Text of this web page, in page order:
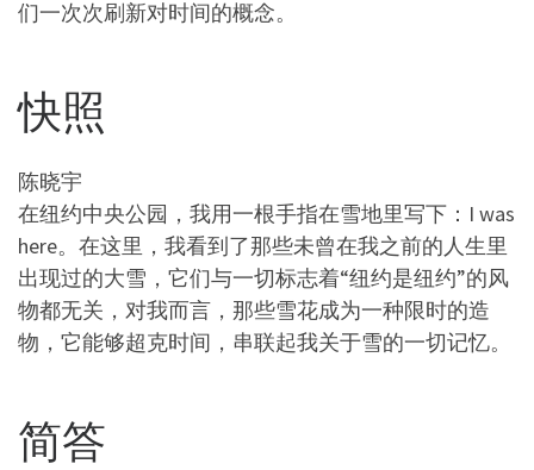
们一次次刷新对时间的概念。
快照
陈晓宇
在纽约中央公园，我用一根手指在雪地里写下：I was
here。在这里，我看到了那些未曾在我之前的人生里
出现过的大雪，它们与一切标志着“纽约是纽约”的风
物都无关，对我而言，那些雪花成为一种限时的造
物，它能够超克时间，串联起我关于雪的一切记忆。
简答